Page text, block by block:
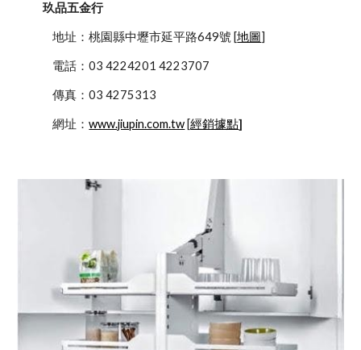
玖品五金行
            地址：桃園縣中壢市延平路649號 [
地圖]
            電話：03 4224201 4223707
            傳真：03 4275313
            網址：
www.jiupin.com.tw [經銷據點]